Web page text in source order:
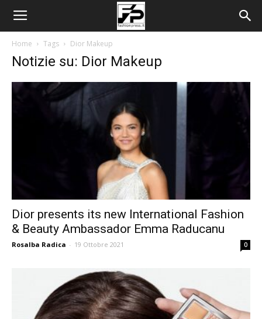
Home Tags Dior Makeup
Notizie su: Dior Makeup
Dior presents its new International Fashion
& Beauty Ambassador Emma Raducanu
Rosalba Radica - 19 Ottobre 2021 0